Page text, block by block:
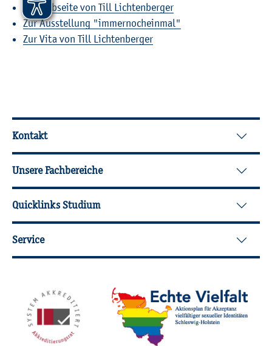
Zur Web­sei­te von Till Lich­ten­ber­ger
Zur Aus­stel­lung "im­mer­noch­ein­mal"
Zur Vita von Till Lich­ten­ber­ger
Wei­ter­füh­ren­de In­for­ma­tio­nen
Kontakt
Unsere Fachbereiche
Quicklinks Studium
Service
Mit­glied­schaf­ten,